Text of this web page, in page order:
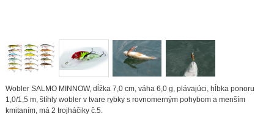
Wobler SALMO MINNOW, dĺžka 7,0 cm, váha 6,0 g, plávajúci, hĺbka ponoru
1,0/1,5 m, štíhly wobler v tvare rybky s rovnomerným pohybom a menším
kmitaním, má 2 trojháčiky č.5.